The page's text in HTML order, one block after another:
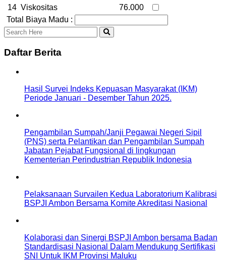
14 Viskositas
76.000
Total Biaya Madu :
Daftar Berita
Hasil Survei Indeks Kepuasan Masyarakat (IKM)
Periode Januari - Desember Tahun 2025.
Pengambilan Sumpah/Janji Pegawai Negeri Sipil
(PNS) serta Pelantikan dan Pengambilan Sumpah
Jabatan Pejabat Fungsional di lingkungan
Kementerian Perindustrian Republik Indonesia
Pelaksanaan Survailen Kedua Laboratorium Kalibrasi
BSPJI Ambon Bersama Komite Akreditasi Nasional
Kolaborasi dan Sinergi BSPJI Ambon bersama Badan
Standardisasi Nasional Dalam Mendukung Sertifikasi
SNI Untuk IKM Provinsi Maluku